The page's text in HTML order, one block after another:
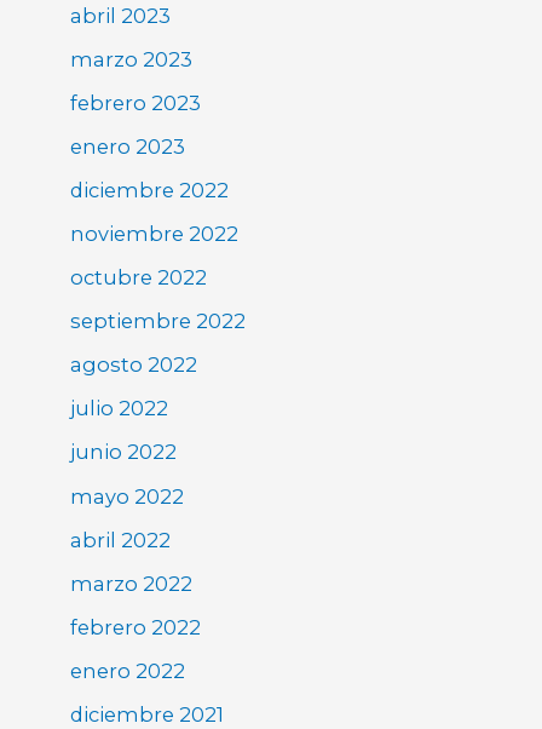
abril 2023
marzo 2023
febrero 2023
enero 2023
diciembre 2022
noviembre 2022
octubre 2022
septiembre 2022
agosto 2022
julio 2022
junio 2022
mayo 2022
abril 2022
marzo 2022
febrero 2022
enero 2022
diciembre 2021